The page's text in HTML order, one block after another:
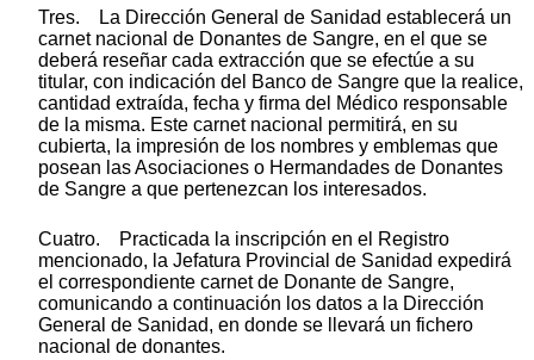
Tres. La Dirección General de Sanidad establecerá un
carnet nacional de Donantes de Sangre, en el que se
deberá reseñar cada extracción que se efectúe a su
titular, con indicación del Banco de Sangre que la realice,
cantidad extraída, fecha y firma del Médico responsable
de la misma. Este carnet nacional permitirá, en su
cubierta, la impresión de los nombres y emblemas que
posean las Asociaciones o Hermandades de Donantes
de Sangre a que pertenezcan los interesados.
Cuatro. Practicada la inscripción en el Registro
mencionado, la Jefatura Provincial de Sanidad expedirá
el correspondiente carnet de Donante de Sangre,
comunicando a continuación los datos a la Dirección
General de Sanidad, en donde se llevará un fichero
nacional de donantes.